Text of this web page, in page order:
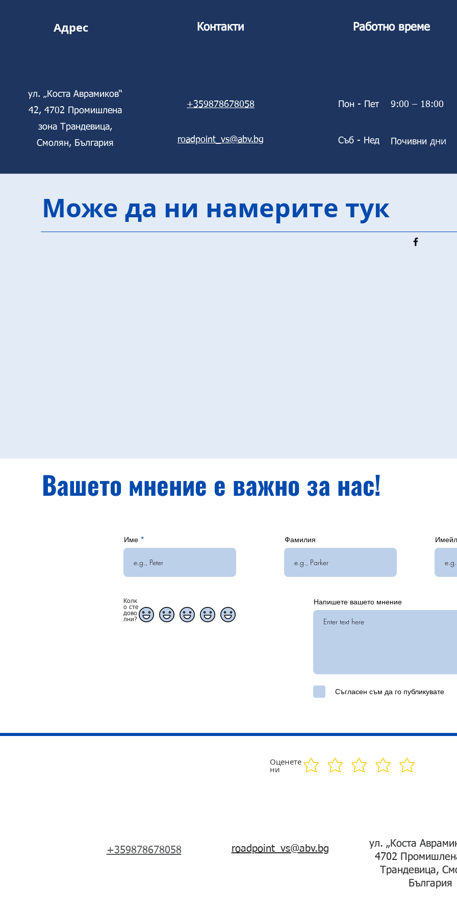
Адрес
ул. „Коста Аврамиков“
42, 4702 Промишлена
зона Трандевица,
Смолян, България
Контакти
+359878678058
roadpoint_vs@abv.bg
Работно време
Пон - Пет 9:00 – 18:00
Съб - Нед Почивни дни
Може да ни намерите тук
Вашето мнение е важно за нас!
Име
Колк
о сте
дово
лни?
Фамилия Имейл
Напишете вашето мнение
Съгласен съм да го публикувате
Оценете
ни
+359878678058 roadpoint_vs@abv.bg
ул. „Коста
4702
Трандевица,
България